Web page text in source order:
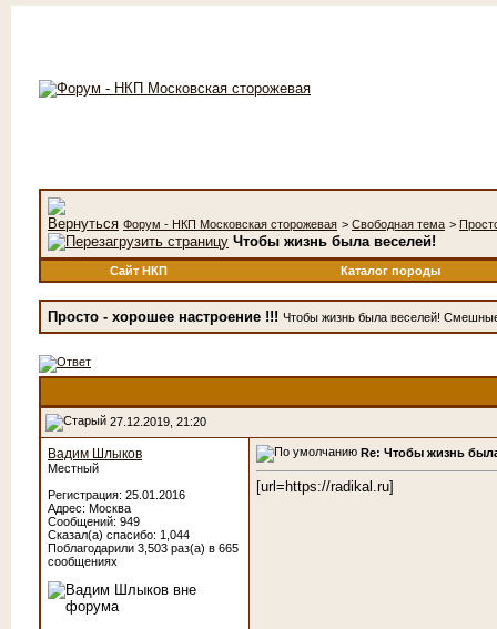
Форум - НКП Московская сторожевая > Свободная тема >
Чтобы жизнь была веселей!
Сайт НКП Каталог породы
Просто - хорошее настроение !!! Чтобы жизнь была веселей!
27.12.2019, 21:20
Вадим Шлыков
Местный
Регистрация: 25.01.2016
Адрес: Москва
Сообщений: 949
Сказал(а) спасибо: 1,044
Поблагодарили 3,503 раз(а) в 665
сообщениях
Re: Чтобы жизнь
[url=https://radikal.ru]